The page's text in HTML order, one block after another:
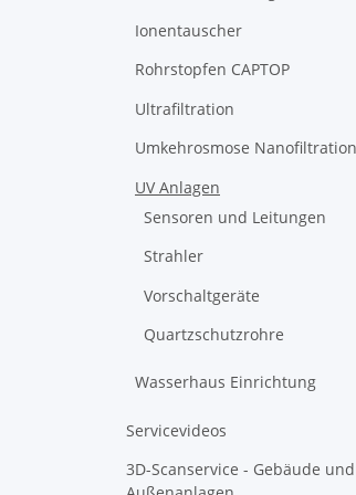
Ionentauscher
Rohrstopfen CAPTOP
Ultrafiltration
Umkehrosmose Nanofiltration
UV Anlagen
Sensoren und Leitungen
Strahler
Vorschaltgeräte
Quartzschutzrohre
Wasserhaus Einrichtung
Servicevideos
3D-Scanservice - Gebäude und